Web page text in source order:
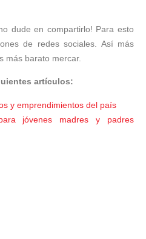
dude en compartirlo! Para esto
de redes sociales. Así más
más barato mercar.
artículos:
y emprendimientos del país
jóvenes madres y padres